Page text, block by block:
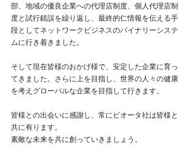
部、地域の優良企業への代理店制度、個人代理店制
度と試行錯誤を繰り返し、最終的仁情報を伝える手
段としてネットワークビジネスのバイナリーシステ
ムに行き着きました。
そして現在皆様のおかげ様で、安定した企業に育っ
てきました。さらに上を目指し、世界の人々の健康
を考えグローバルな企業を目指して行きます。
皆様との出会いに感謝し、常にビオータ社は皆様と
共に有ります。
素敵な未来を共に創っていきましょう。